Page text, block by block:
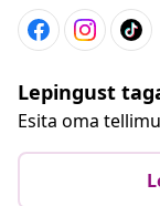
Lepingust
Esita oma